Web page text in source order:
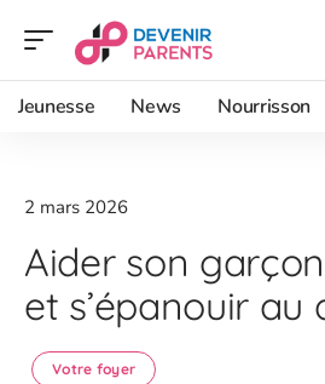
Jeunesse News Nourrisson
2 mars 2026
Aider son
et s’épanouir au
Votre foyer